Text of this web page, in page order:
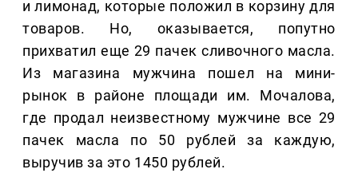
и лимонад, которые положил в корзину для
товаров. Но, оказывается, попутно
прихватил еще 29 пачек сливочного масла.
Из магазина мужчина пошел на мини-
рынок в районе площади им. Мочалова,
где продал неизвестному мужчине все 29
пачек масла по 50 рублей за каждую,
выручив за это 1450 рублей.